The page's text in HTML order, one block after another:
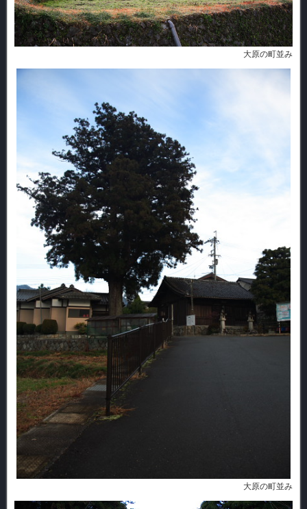
大原の町並み
大原の町並み